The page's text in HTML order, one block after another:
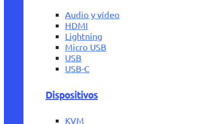
Audio y vídeo
HDMI
Lightning
Micro USB
USB
USB-C
Dispositivos
KVM